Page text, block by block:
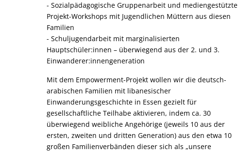
- Sozialpädagogische Gruppenarbeit und mediengestützte
Projekt-Workshops mit Jugendlichen Müttern aus diesen
Familien
- Schuljugendarbeit mit marginalisierten
Hauptschüler:innen – überwiegend aus der 2. und 3.
Einwanderer:innengeneration
Mit dem Empowerment-Projekt wollen wir die deutsch-
arabischen Familien mit libanesischer
Einwanderungsgeschichte in Essen gezielt für
gesellschaftliche Teilhabe aktivieren, indem ca. 30
überwiegend weibliche Angehörige (jeweils 10 aus der
ersten, zweiten und dritten Generation) aus den etwa 10
großen Familienverbänden dieser sich als „unsere